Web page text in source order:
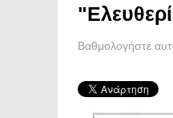
Βαθμολογήστε